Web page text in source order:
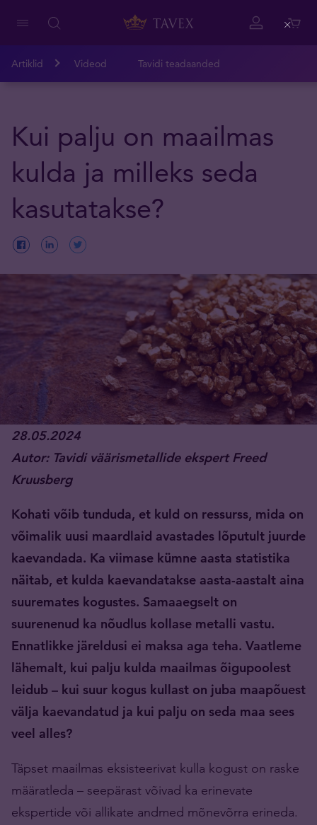
Artiklid Videod Tavidi teadaanded
Kui palju on maailmas
kulda ja milleks seda
kasutatakse?
28.05.2024
Autor: Tavidi väärismetallide ekspert Freed
Kruusberg
Kohati võib tunduda, et kuld on ressurss, mida on
võimalik uusi maardlaid avastades lõputult juurde
kaevandada. Ka viimase kümne aasta statistika
näitab, et kulda kaevandatakse aasta-aastalt aina
suuremates kogustes. Samaaegselt on
suurenenud ka nõudlus kollase metalli vastu.
Ennatlikke järeldusi ei maksa aga teha. Vaatleme
lähemalt, kui palju kulda maailmas õigupoolest
leidub – kui suur kogus kullast on juba maapõuest
välja kaevandatud ja kui palju on seda maa sees
veel alles?
Täpset maailmas eksisteerivat kulla kogust on raske
määratleda – seepärast võivad ka erinevate
ekspertide või allikate andmed mõnevõrra erineda.
Close